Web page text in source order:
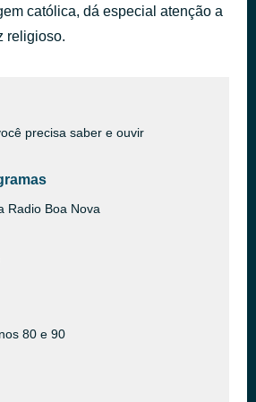
católica, dá especial atenção a
religioso.
precisa saber e ouvir
Radio Boa Nova
80 e 90